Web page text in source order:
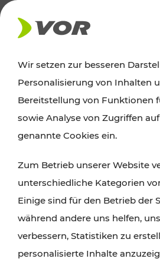
AKTUELLES
News
Alle wichtigen Meldungen zu
finden Sie hier im Überblick.
Wir setzen zur besseren
Personalisierung von Inhalten
Bereitstellung von Funktionen
sowie Analyse von Zugriffen
genannte Cookies ein.
Zum Betrieb unserer Website
unterschiedliche Kategorien
Einige sind für den Betrieb der
während andere uns helfen,
verbessern, Statistiken zu
personalisierte Inhalte